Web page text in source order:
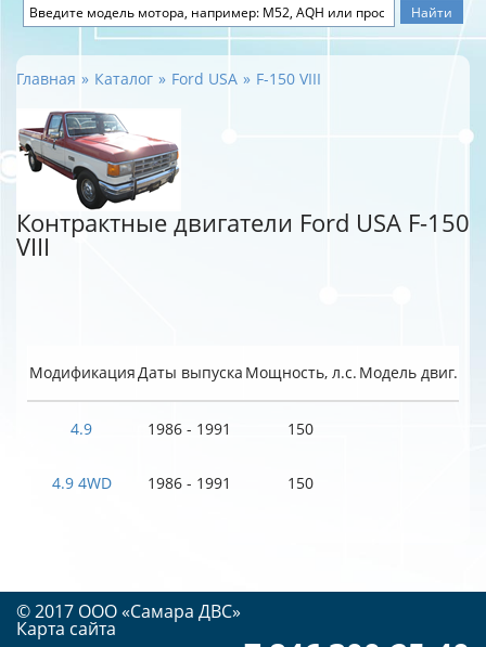
Главная Каталог Ford USA F-150 VIII
Контрактные двигатели Ford USA F-150
VIII
МодификацияДаты выпуска Мощность, л.с. Модель двиг.
4.9 1986 - 1991 150
4.9 4WD 1986 - 1991 150
© 2017 OOO «Самара ДВС»
Карта сайта